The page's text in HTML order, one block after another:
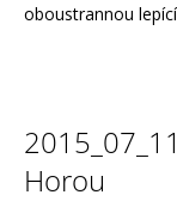
oboustrannou
Horou